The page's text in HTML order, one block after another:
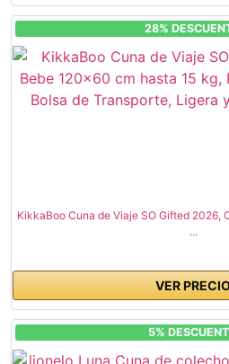
28%
KikkaBoo Cuna de Viaje SO Gifted 2026,
...
VER
5%